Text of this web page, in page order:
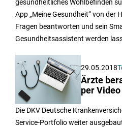
gesundheitliches Wohlbefinden
App „Meine Gesundheit“ von der
Fragen beantworten und sein
Gesundheitsassistent werden
29.05.2018
Ärzte
per
Die DKV Deutsche
Service-Portfolio weiter